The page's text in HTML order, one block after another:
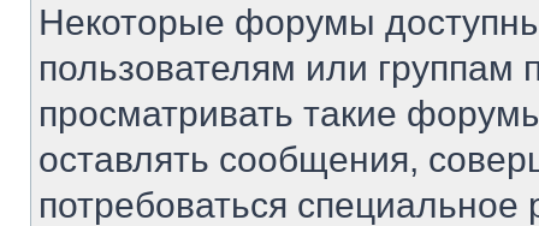
Некоторые форумы
пользователям или группам
просматривать такие
оставлять сообщения,
потребоваться